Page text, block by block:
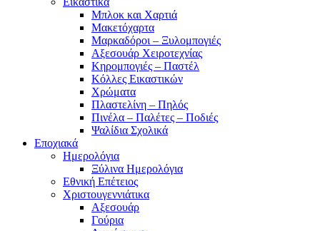
Μπλοκ και Χαρτιά
Μακετόχαρτα
Μαρκαδόροι – Ξυλομπογιές
Αξεσουάρ Χειροτεχνίας
Κηρομπογιές – Παστέλ
Κόλλες Εικαστικών
Χρώματα
Πλαστελίνη – Πηλός
Πινέλα – Παλέτες – Ποδιές
Ψαλίδια Σχολικά
Εποχιακά
Ημερολόγια
Ξύλινα Ημερολόγια
Εθνική Επέτειος
Χριστουγεννιάτικα
Αξεσουάρ
Γούρια